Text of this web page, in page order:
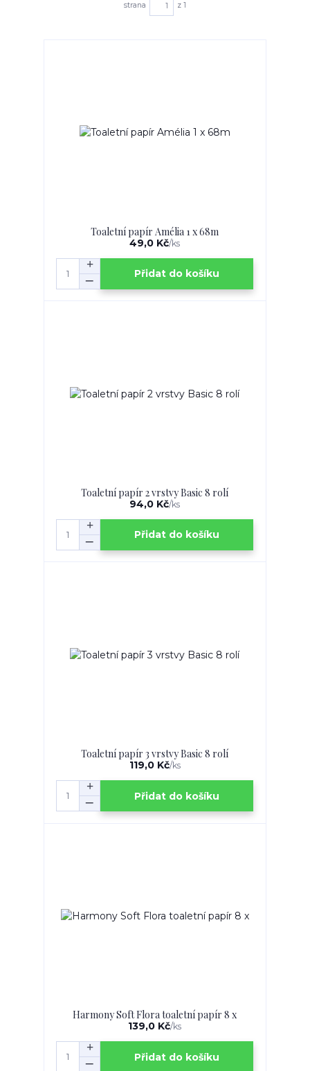
strana
z 1
Toaletní papír Amélia 1 x 68m
49,0 Kč/ks
Přidat do košíku
Toaletní papír 2 vrstvy Basic 8 rolí
94,0 Kč/ks
Přidat do košíku
Toaletní papír 3 vrstvy Basic 8 rolí
119,0 Kč/ks
Přidat do košíku
Harmony Soft Flora toaletní papír 8 x
139,0 Kč/ks
Přidat do košíku